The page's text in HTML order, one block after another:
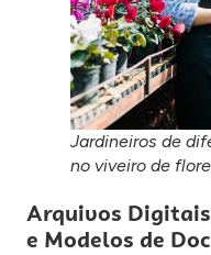
Jardineiros de
no viveiro de
Arquivos
e Modelos de